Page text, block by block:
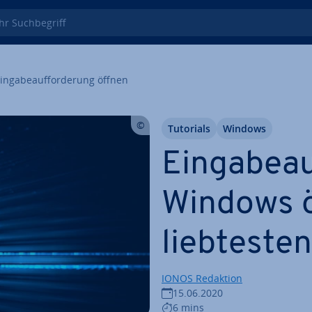
Such­be­griff
öffnen
Windows
IONOS Redaktion
15.06.2020
6 mins
Tutorials Windows